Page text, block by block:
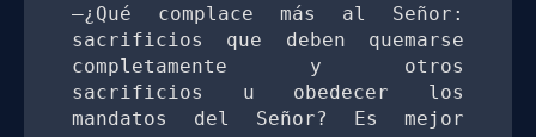
—¿Qué complace más al Señor:
sacrificios que deben quemarse
completamente y otros
sacrificios u obedecer los
mandatos del Señor? Es mejor